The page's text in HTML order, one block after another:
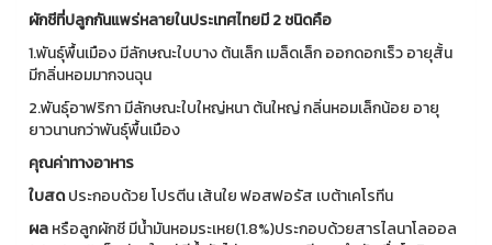
ผักชีที่ปลูกกันแพร่หลายในประเทศไทยมี 2 ชนิดคือ
1.พันธุ์พื้นเมือง มีลักษณะใบบาง ต้นเล็ก เมล็ดเล็ก ออกดอกเร็ว อายุสั้น
มีกลิ่นหอมมากจนฉุน
2.พันธุ์อาฟริกา มีลักษณะใบใหญ่หนา ต้นใหญ่ กลิ่นหอมเล็กน้อย อายุ
ยาวนานกว่าพันธุ์พื้นเมือง
คุณค่าทางอาหาร
ใบสดประกอบด้วย โปรตีน เส้นใย ฟอสฟอรัส เบต้าเคโรทีน
ผลหรือลูกผักชี มีน้ำมันหอมระเหย(1.8%)ประกอบด้วยสารไลนาโลออล